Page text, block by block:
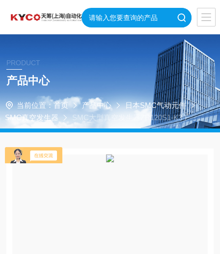
PRODUCT
产品中心
当前位置： 首页 产品中心
日本SMC气动元件
SMC真空发生器
SMC大型真空发生器ZR120S1-K3-F